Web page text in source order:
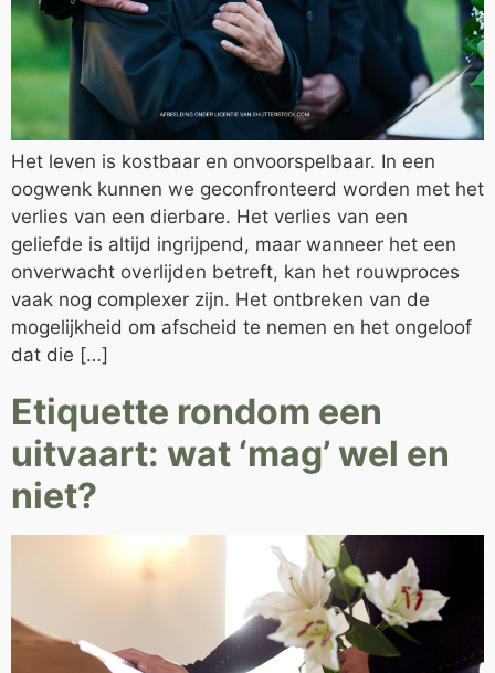
Het leven is kostbaar en onvoorspelbaar. In een
oogwenk kunnen we geconfronteerd worden met het
verlies van een dierbare. Het verlies van een
geliefde is altijd ingrijpend, maar wanneer het een
onverwacht overlijden betreft, kan het rouwproces
vaak nog complexer zijn. Het ontbreken van de
mogelijkheid om afscheid te nemen en het ongeloof
dat die […]
Etiquette rondom een
uitvaart: wat ‘mag’ wel en
niet?